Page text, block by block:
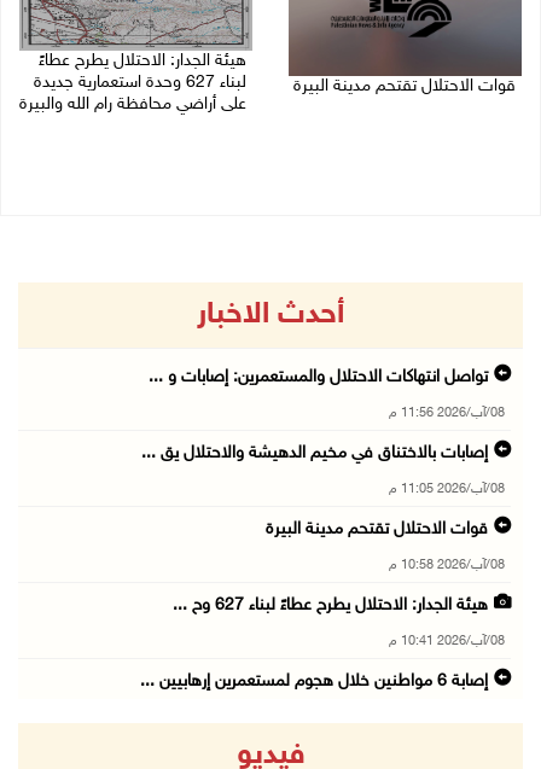
قوات الاحتلال تقتحم مدينة البيرة
هيئة الجدار: الاحتلال يطرح عطاءً
لبناء 627 وحدة استعمارية جديدة
على أراضي محافظة رام الله والبيرة
أحدث الاخبار
تواصل انتهاكات الاحتلال والمستعمرين: إصابات و ...
08/آب/2026 11:56 م
إصابات بالاختناق في مخيم الدهيشة والاحتلال يق ...
08/آب/2026 11:05 م
قوات الاحتلال تقتحم مدينة البيرة
08/آب/2026 10:58 م
هيئة الجدار: الاحتلال يطرح عطاءً لبناء 627 وح ...
08/آب/2026 10:41 م
إصابة 6 مواطنين خلال هجوم لمستعمرين إرهابيين ...
الاحتلال يحتجز مواطنين من طمون ومخيم الفارعة
فيديو